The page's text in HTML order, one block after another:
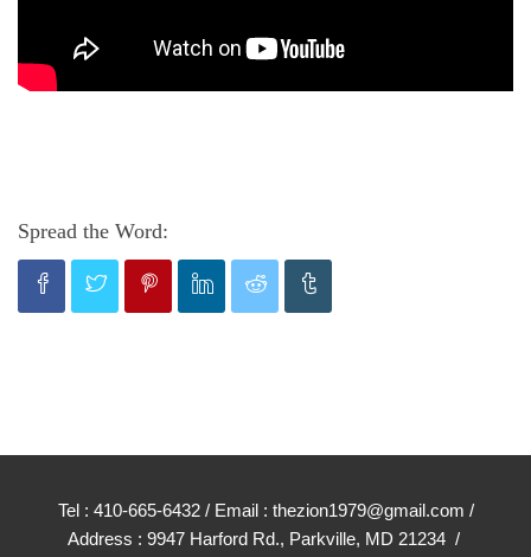
Spread the Word:
Tel : 410-665-6432 / Email : thezion1979@gmail.com /
Address : 9947 Harford Rd., Parkville, MD 21234 /